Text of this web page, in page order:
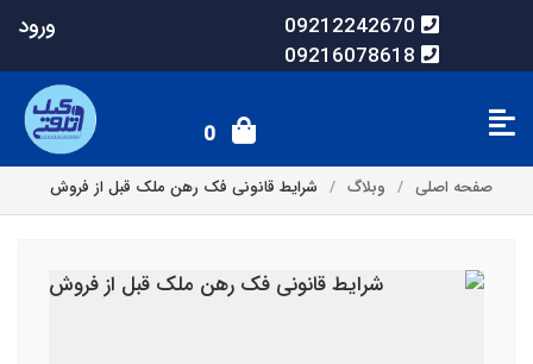
09212242670
09216078618
ورود
0
صفحه اصلی وبلاگ شرایط قانونی فک رهن ملک قبل از فروش